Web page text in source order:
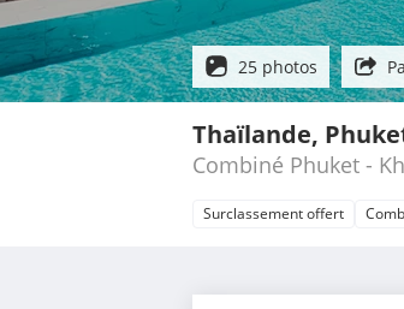
25 photos
Thaïlande,
Combiné Phuket -
Surclassement offert